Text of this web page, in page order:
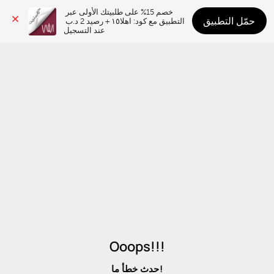
عند التسجيل
حمّل التطبيق
Ooops!!!
حدث خطأ ما!